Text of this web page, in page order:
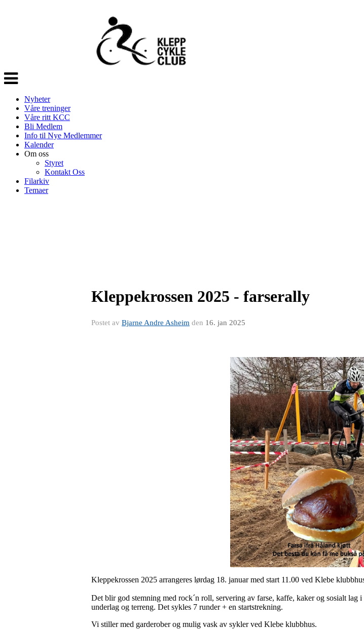
Veksle
navigasjon
Nyheter
Våre treninger
Våre ritt KCC
Bli Medlem
Info til Nye Medlemmer
Kalender
Om oss
Styret
Kontakt Oss
Filarkiv
Temaer
Kleppekrossen 2025 - farserally
Postet av Bjarne Andre Asheim den 16. jan 2025
Kleppekrossen 2025 arrangeres lørdag 18. januar med start 11.00 ved Klebe
Det blir god stemning med rock´n roll, servering av farse, kaffe, kaker og sosialt
underlag og terreng. Det sykles 7 runder + en startstrekning.
Vi stiller med garderober og mulig vask av sykler ved Klebe klubbhus.